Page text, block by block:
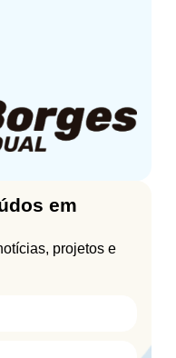
em
projetos e